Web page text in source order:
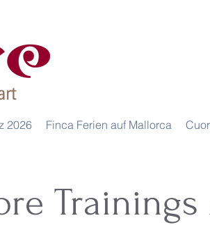
2026 Finca Ferien auf Mallorca